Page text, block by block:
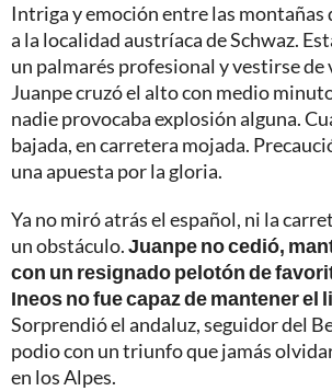
Intriga y emoción entre las montañas
a la localidad austríaca de Schwaz.
un palmarés profesional y vestirse de
Juanpe cruzó el alto con medio
nadie provocaba explosión alguna.
bajada, en carretera mojada.
una apuesta por la gloria.
Ya no miró atrás el español, ni la
un obstáculo.Juanpe no cedió,
con un resignado pelotón de
Ineos no fue capaz de mantener el
Sorprendió el andaluz, seguidor del
podio con un triunfo que jamás
en los Alpes.